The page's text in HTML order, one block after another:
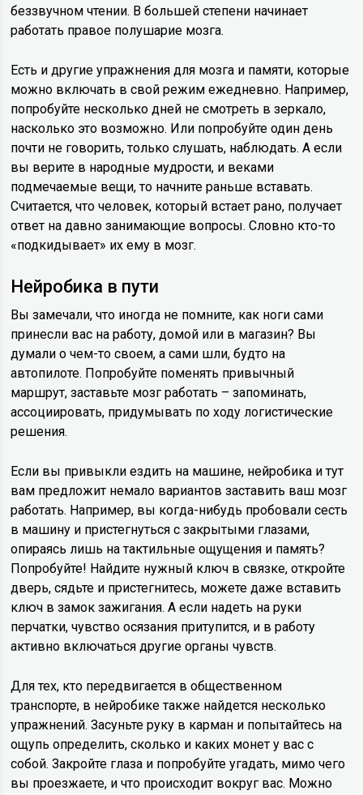
беззвучном чтении. В большей степени начинает
работать правое полушарие мозга.
Есть и другие упражнения для мозга и памяти, которые
можно включать в свой режим ежедневно. Например,
попробуйте несколько дней не смотреть в зеркало,
насколько это возможно. Или попробуйте один день
почти не говорить, только слушать, наблюдать. А если
вы верите в народные мудрости, и веками
подмечаемые вещи, то начните раньше вставать.
Считается, что человек, который встает рано, получает
ответ на давно занимающие вопросы. Словно кто-то
«подкидывает» их ему в мозг.
Нейробика в пути
Вы замечали, что иногда не помните, как ноги сами
принесли вас на работу, домой или в магазин? Вы
думали о чем-то своем, а сами шли, будто на
автопилоте. Попробуйте поменять привычный
маршрут, заставьте мозг работать – запоминать,
ассоциировать, придумывать по ходу логистические
решения.
Если вы привыкли ездить на машине, нейробика и тут
вам предложит немало вариантов заставить ваш мозг
работать. Например, вы когда-нибудь пробовали сесть
в машину и пристегнуться с закрытыми глазами,
опираясь лишь на тактильные ощущения и память?
Попробуйте! Найдите нужный ключ в связке, откройте
дверь, сядьте и пристегнитесь, можете даже вставить
ключ в замок зажигания. А если надеть на руки
перчатки, чувство осязания притупится, и в работу
активно включаться другие органы чувств.
Для тех, кто передвигается в общественном
транспорте, в нейробике также найдется несколько
упражнений. Засуньте руку в карман и попытайтесь на
ощупь определить, сколько и каких монет у вас с
собой. Закройте глаза и попробуйте угадать, мимо чего
вы проезжаете, и что происходит вокруг вас. Можно